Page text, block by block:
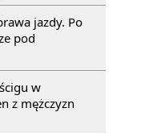
jazdy. Po
pod
w
z mężczyzn